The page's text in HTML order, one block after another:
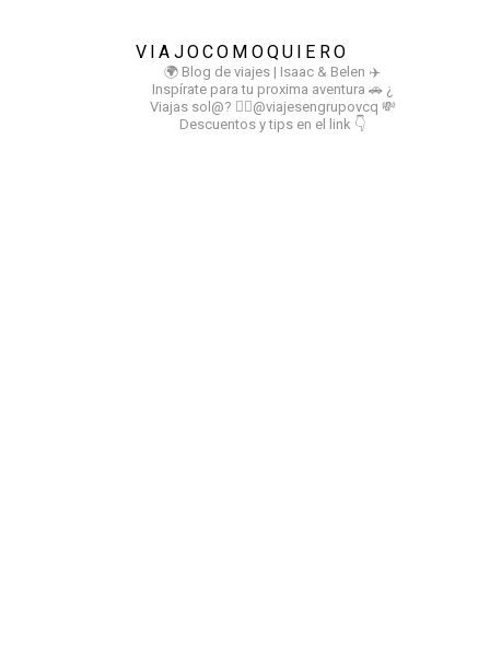
VIAJOCOMOQUIERO
🌍 Blog de viajes | Isaac & Belen ✈️
Inspírate para tu proxima aventura 🚗 ¿
Viajas sol@? 👉🏻@viajesengrupovcq 💸
Descuentos y tips en el link 👇